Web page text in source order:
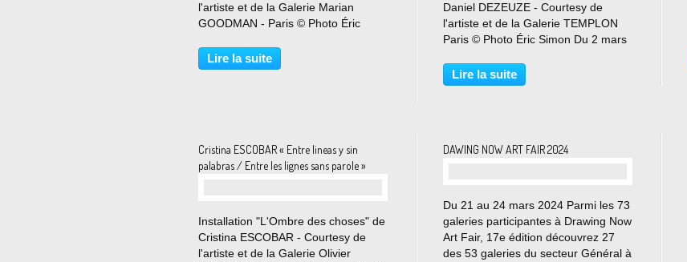
l'artiste et de la Galerie Marian
GOODMAN - Paris © Photo Éric
On redevient enfant quand on
dessine ». - Annette Messager La
Lire la suite
Daniel DEZEUZE - Courtesy de
l'artiste et de la Galerie TEMPLON
Paris © Photo Éric Simon Du 2 mars
Viallat, c’est à l’autre membre
fondateur du mouvement avant-
Lire la suite
Cristina ESCOBAR « Entre lineas y sin
palabras / Entre les lignes sans parole »
Installation "L'Ombre des choses" de
Cristina ESCOBAR - Courtesy de
l'artiste et de la Galerie Olivier
DAWING NOW ART FAIR 2024
Du 21 au 24 mars 2024 Parmi les 73
galeries participantes à Drawing Now
Art Fair, 17e édition découvrez 27
des 53 galeries du secteur Général à